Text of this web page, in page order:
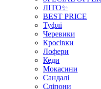
ЛІТО✨
BEST PRICE
Туфлі
Черевики
Кросівки
Лофери
Кеди
Мокасини
Сандалі
Сліпони